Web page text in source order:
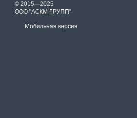
© 2015—2025
ООО "АСКМ ГРУПП"
Мобильная версия